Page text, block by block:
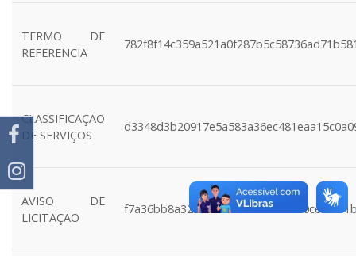
TERMO DE
REFERENCIA
CLASSIFICAÇÃO
DE SERVIÇOS
AVISO DE
LICITAÇÃO